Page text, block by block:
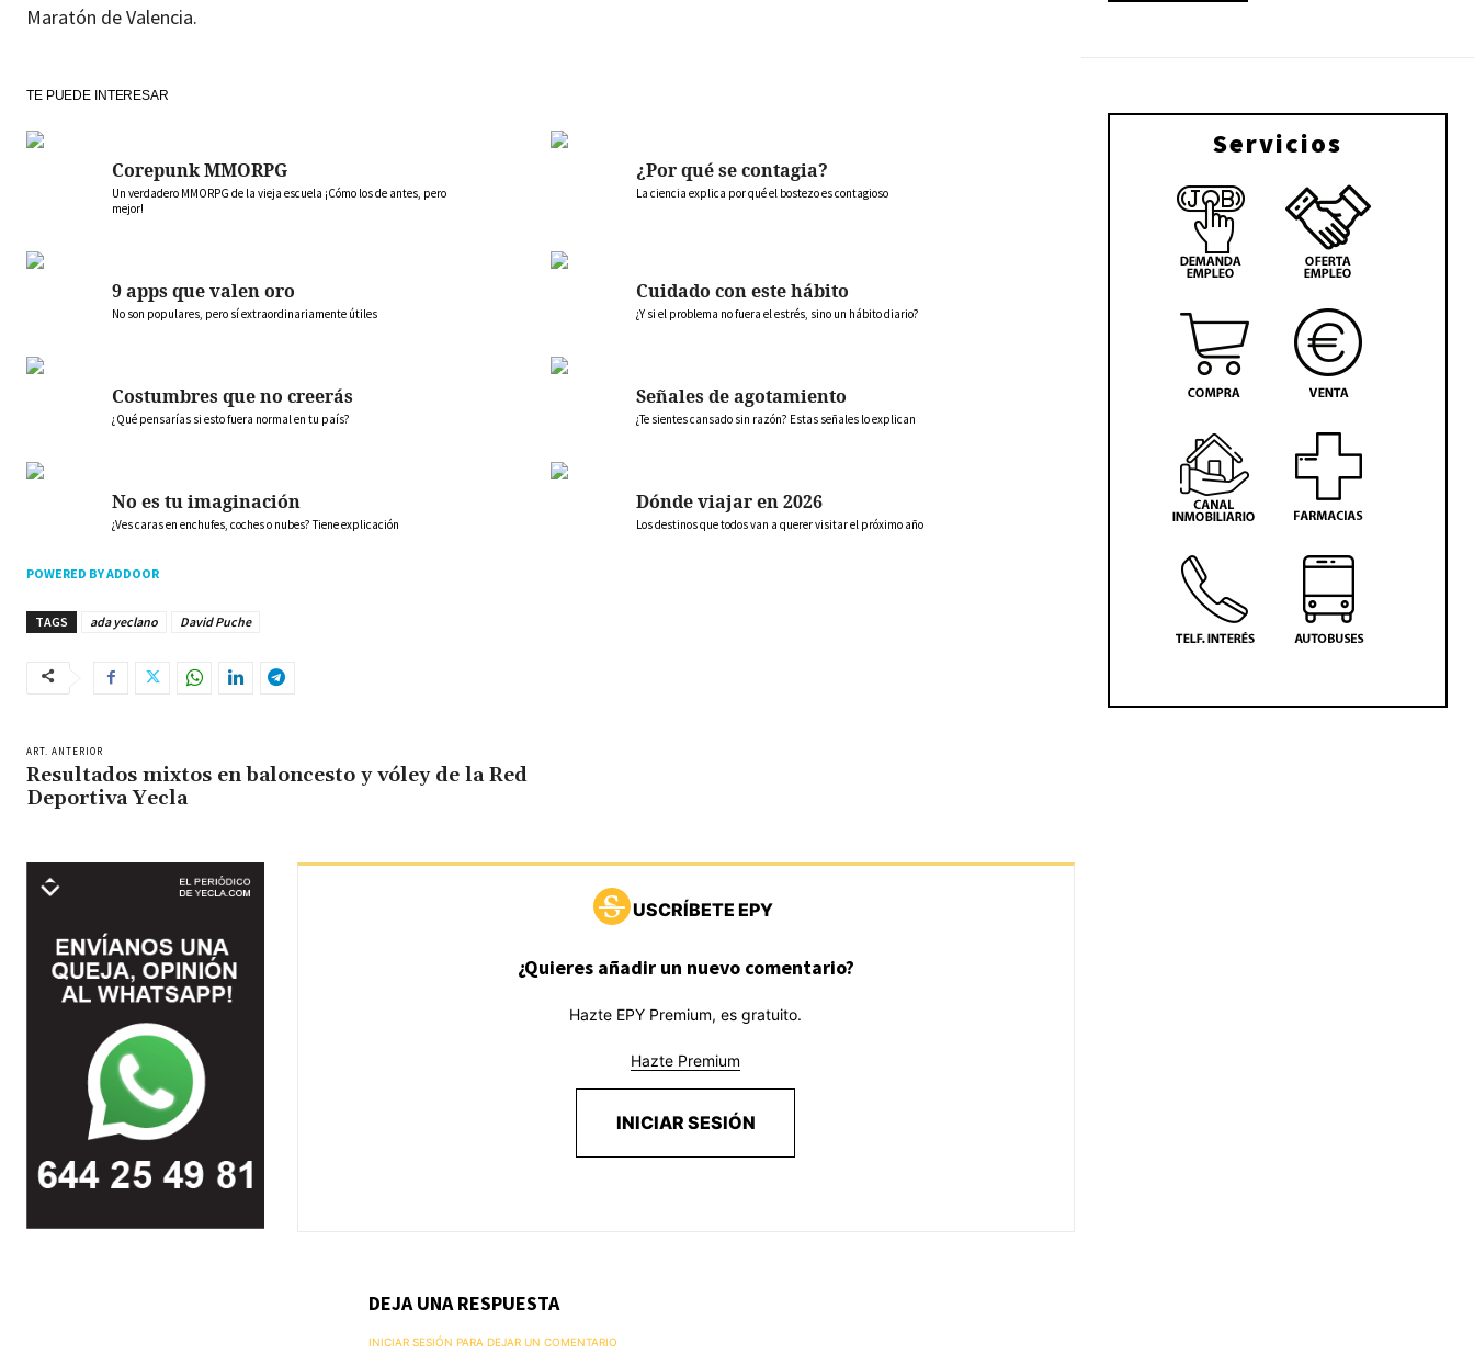
Maratón de Valencia.
TE PUEDE INTERESAR
Corepunk MMORPG
Un verdadero MMORPG de la vieja escuela ¡Cómo los de antes, pero
mejor!
¿Por qué se contagia?
La ciencia explica por qué el bostezo es contagioso
9 apps que valen oro
No son populares, pero sí extraordinariamente útiles
Cuidado con este hábito
¿Y si el problema no fuera el estrés, sino un hábito diario?
Costumbres que no creerás
¿Qué pensarías si esto fuera normal en tu país?
Señales de agotamiento
¿Te sientes cansado sin razón? Estas señales lo explican
No es tu imaginación
¿Ves caras en enchufes, coches o nubes? Tiene explicación
Dónde viajar en 2026
Los destinos que todos van a querer visitar el próximo año
POWERED BY ADDOOR
TAGS ada yeclano David Puche
ART. ANTERIOR
Resultados mixtos en baloncesto y vóley de la Red
Deportiva Yecla
USCRÍBETE EPY
¿Quieres añadir un nuevo comentario?
Hazte EPY Premium, es gratuito.
Hazte Premium
INICIAR SESIÓN
DEJA UNA RESPUESTA
INICIAR SESIÓN PARA DEJAR UN COMENTARIO
Servicios